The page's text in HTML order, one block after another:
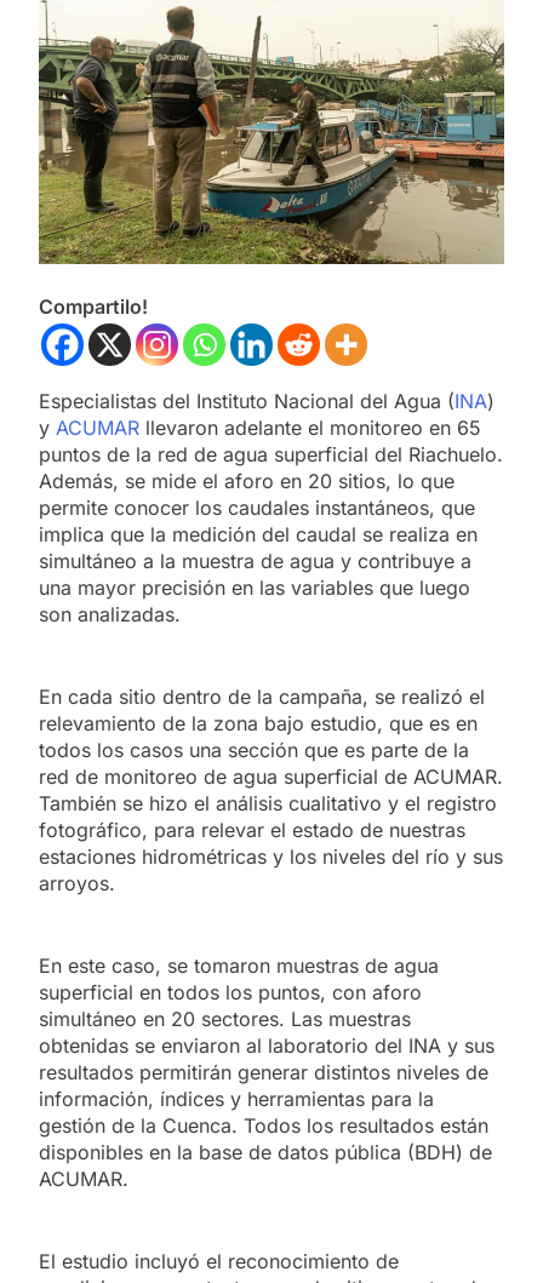
Compartilo!
Especialistas del Instituto Nacional del Agua (INA)
y ACUMAR llevaron adelante el monitoreo en 65
puntos de la red de agua superficial del Riachuelo.
Además, se mide el aforo en 20 sitios, lo que
permite conocer los caudales instantáneos, que
implica que la medición del caudal se realiza en
simultáneo a la muestra de agua y contribuye a
una mayor precisión en las variables que luego
son analizadas.
En cada sitio dentro de la campaña, se realizó el
relevamiento de la zona bajo estudio, que es en
todos los casos una sección que es parte de la
red de monitoreo de agua superficial de ACUMAR.
También se hizo el análisis cualitativo y el registro
fotográfico, para relevar el estado de nuestras
estaciones hidrométricas y los niveles del río y sus
arroyos.
En este caso, se tomaron muestras de agua
superficial en todos los puntos, con aforo
simultáneo en 20 sectores. Las muestras
obtenidas se enviaron al laboratorio del INA y sus
resultados permitirán generar distintos niveles de
información, índices y herramientas para la
gestión de la Cuenca. Todos los resultados están
disponibles en la base de datos pública (BDH) de
ACUMAR.
El estudio incluyó el reconocimiento de